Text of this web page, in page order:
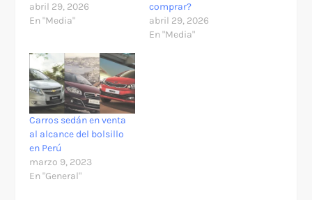
abril 29, 2026
En "Media"
comprar?
abril 29, 2026
En "Media"
Carros sedán en venta
al alcance del bolsillo
en Perú
marzo 9, 2023
En "General"